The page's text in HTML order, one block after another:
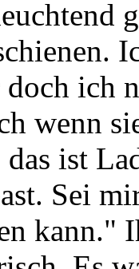
doch ich
wenn
ist
Sei
kann."